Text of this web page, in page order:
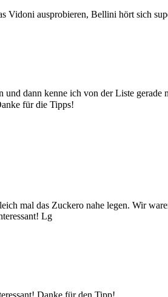
Vidoni ausprobieren, Bellini hört sich
dann kenne ich von der Liste gerade
für die Tipps!
mal das Zuckero nahe legen. Wir
Lg